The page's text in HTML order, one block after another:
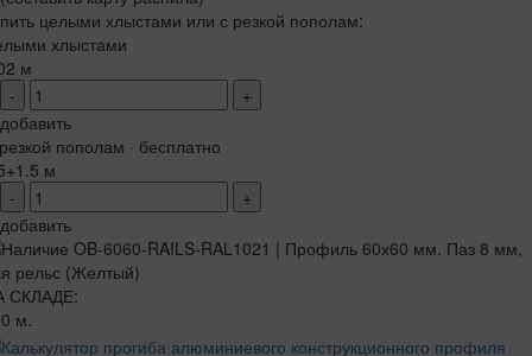
целыми хлыстами или с резкой пополам:
хлыстами
м
-
+
добавить
пополам · бесплатно
м
-
+
добавить
СКЛАДЕ:
м.